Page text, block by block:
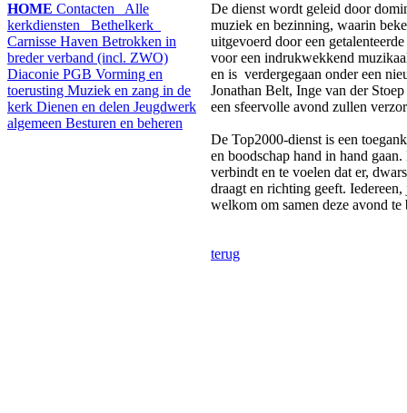
HOME Contacten
Alle
kerkdiensten
Bethelkerk
Carnisse Haven Betrokken in
breder verband (incl. ZWO)
Diaconie PGB Vorming en
toerusting Muziek en zang in de
kerk Dienen en delen Jeugdwerk
algemeen Besturen en beheren
De dienst wordt geleid door
muziek en bezinning, waarin
uitgevoerd door een
voor een indrukwekkend
en is verdergegaan onder een
Jonathan Belt, Inge van der
een sfeervolle avond zullen
De Top2000-dienst is een
en boodschap hand in hand
verbindt en te voelen dat er,
draagt en richting geeft.
welkom om samen deze avond te
terug